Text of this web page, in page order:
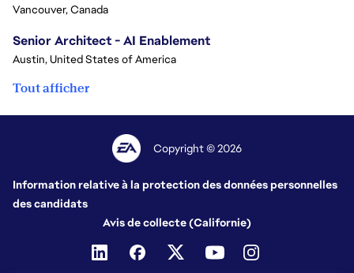
Vancouver, Canada
Senior Architect - AI Enablement
Austin, United States of America
Tout afficher
Copyright © 2026
Information relative à la protection des données personnelles
des candidats
Avis de collecte (Californie)